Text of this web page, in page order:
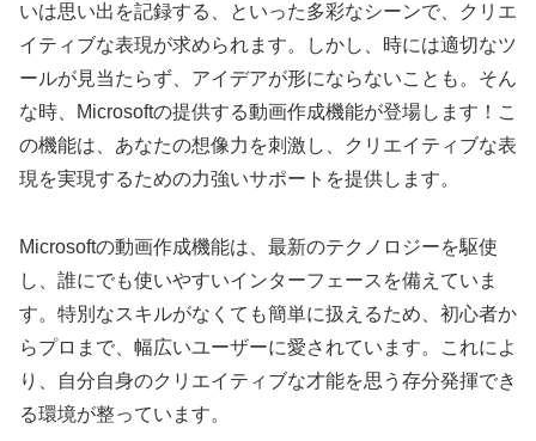
いは思い出を記録する、といった多彩なシーンで、クリエ
イティブな表現が求められます。しかし、時には適切なツ
ールが見当たらず、アイデアが形にならないことも。そん
な時、Microsoftの提供する動画作成機能が登場します！こ
の機能は、あなたの想像力を刺激し、クリエイティブな表
現を実現するための力強いサポートを提供します。
Microsoftの動画作成機能は、最新のテクノロジーを駆使
し、誰にでも使いやすいインターフェースを備えていま
す。特別なスキルがなくても簡単に扱えるため、初心者か
らプロまで、幅広いユーザーに愛されています。これによ
り、自分自身のクリエイティブな才能を思う存分発揮でき
る環境が整っています。